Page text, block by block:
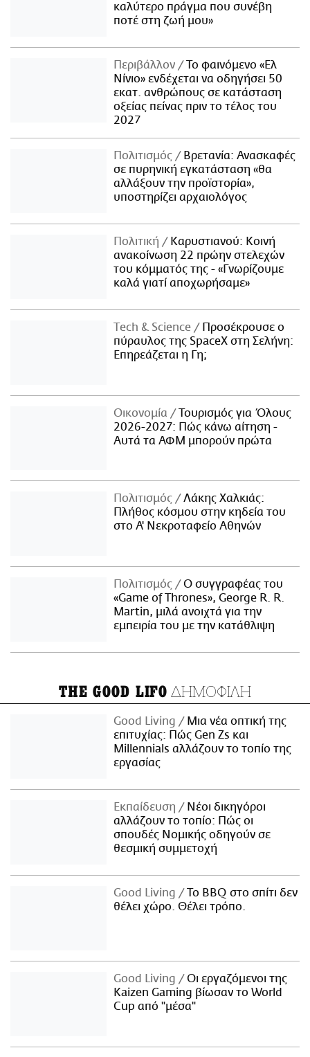
καλύτερο πράγμα που συνέβη
ποτέ στη ζωή μου»
Περιβάλλον
Το φαινόμενο «Ελ
Νίνιο» ενδέχεται να οδηγήσει 50
εκατ. ανθρώπους σε κατάσταση
οξείας πείνας πριν το τέλος του
2027
Πολιτισμός
Βρετανία: Ανασκαφές
σε πυρηνική εγκατάσταση «θα
αλλάξουν την προϊστορία»,
υποστηρίζει αρχαιολόγος
Πολιτική
Καρυστιανού: Κοινή
ανακοίνωση 22 πρώην στελεχών
του κόμματός της - «Γνωρίζουμε
καλά γιατί αποχωρήσαμε»
Τech & Science
Προσέκρουσε ο
πύραυλος της SpaceX στη Σελήνη:
Επηρεάζεται η Γη;
Οικονομία
Τουρισμός για Όλους
2026-2027: Πώς κάνω αίτηση -
Αυτά τα ΑΦΜ μπορούν πρώτα
Πολιτισμός
Λάκης Χαλκιάς:
Πλήθος κόσμου στην κηδεία του
στο Α' Νεκροταφείο Αθηνών
Πολιτισμός
Ο συγγραφέας του
«Game of Thrones», George R. R.
Martin, μιλά ανοιχτά για την
εμπειρία του με την κατάθλιψη
THE GOOD LIFO ΔΗΜΟΦΙΛΗ
Good Living
Μια νέα οπτική της
επιτυχίας: Πώς Gen Zs και
Millennials αλλάζουν το τοπίο της
εργασίας
Εκπαίδευση
Νέοι δικηγόροι
αλλάζουν το τοπίο: Πώς οι
σπουδές Νομικής οδηγούν σε
θεσμική συμμετοχή
Good Living
Το BBQ στο σπίτι δεν
θέλει χώρο. Θέλει τρόπο.
Good Living
Οι εργαζόμενοι της
Kaizen Gaming βίωσαν το World
Cup από "μέσα"